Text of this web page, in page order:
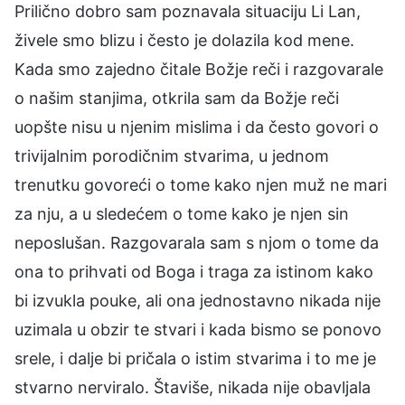
Prilično dobro sam poznavala situaciju Li Lan,
živele smo blizu i često je dolazila kod mene.
Kada smo zajedno čitale Božje reči i razgovarale
o našim stanjima, otkrila sam da Božje reči
uopšte nisu u njenim mislima i da često govori o
trivijalnim porodičnim stvarima, u jednom
trenutku govoreći o tome kako njen muž ne mari
za nju, a u sledećem o tome kako je njen sin
neposlušan. Razgovarala sam s njom o tome da
ona to prihvati od Boga i traga za istinom kako
bi izvukla pouke, ali ona jednostavno nikada nije
uzimala u obzir te stvari i kada bismo se ponovo
srele, i dalje bi pričala o istim stvarima i to me je
stvarno nerviralo. Štaviše, nikada nije obavljala